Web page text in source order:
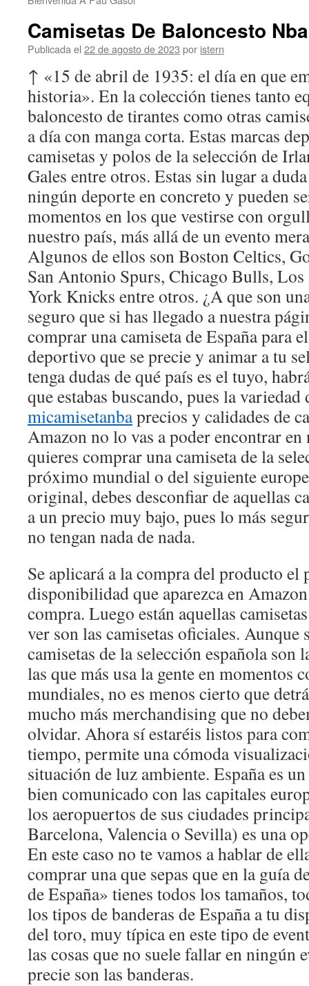
Camisetas De Baloncesto
Publicada el 22 de agosto de 2023 por istern
↑ «15 de abril de 1935: el día en que
historia». En la colección tienes tanto
baloncesto de tirantes como otras
a día con manga corta. Estas marcas
camisetas y polos de la selección de
Gales entre otros. Estas sin lugar a
ningún deporte en concreto y pueden
momentos en los que vestirse con
nuestro país, más allá de un evento
Algunos de ellos son Boston Celtics,
San Antonio Spurs, Chicago Bulls,
York Knicks entre otros. ¿A que son
seguro que si has llegado a nuestra
comprar una camiseta de España para
deportivo que se precie y animar a tu
tenga dudas de qué país es el tuyo,
que estabas buscando, pues la
micamisetanbaprecios y calidades de
Amazon no lo vas a poder encontrar
quieres comprar una camiseta de la
próximo mundial o del siguiente
original, debes desconfiar de aquellas
a un precio muy bajo, pues lo más
no tengan nada de nada.
Se aplicará a la compra del producto el
disponibilidad que aparezca en
compra. Luego están aquellas
ver son las camisetas oficiales. Aunque
camisetas de la selección española son
las que más usa la gente en momentos
mundiales, no es menos cierto que
mucho más merchandising que no
olvidar. Ahora sí estaréis listos para
tiempo, permite una cómoda
situación de luz ambiente. España es
bien comunicado con las capitales
los aeropuertos de sus ciudades
Barcelona, Valencia o Sevilla) es una
En este caso no te vamos a hablar de
comprar una que sepas que en la guía
de España» tienes todos los tamaños,
los tipos de banderas de España a tu
del toro, muy típica en este tipo de
las cosas que no suele fallar en ningún
precie son las banderas.